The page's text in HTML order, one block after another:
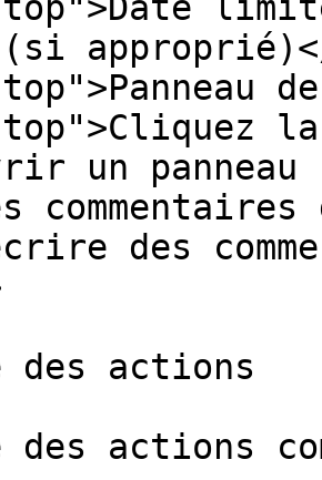
(si
un
commentaires
des
des actions
actions